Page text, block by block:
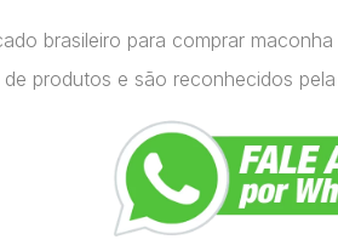
brasileiro para comprar
produtos e são reconhecidos